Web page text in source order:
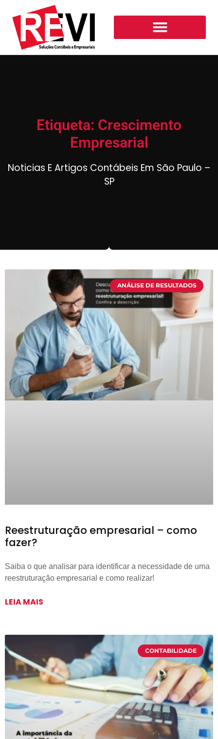
Etiqueta: Crescimento
Empresarial
Noticias E Artigos Contábeis Em São Paulo –
SP
ANÁLISE DE RESULTADOS
Reestruturação empresarial – como
fazer?
Saiba o que analisar para identificar a necessidade de uma
reestruturação empresarial e como realizar!
LEIA MAIS
CONTABILIDADE